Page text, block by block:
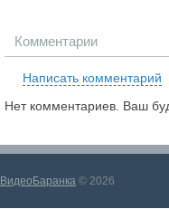
Комментарии
Написать комментарий
Нет комментариев. Ваш
ВидеоБаранка © 2026